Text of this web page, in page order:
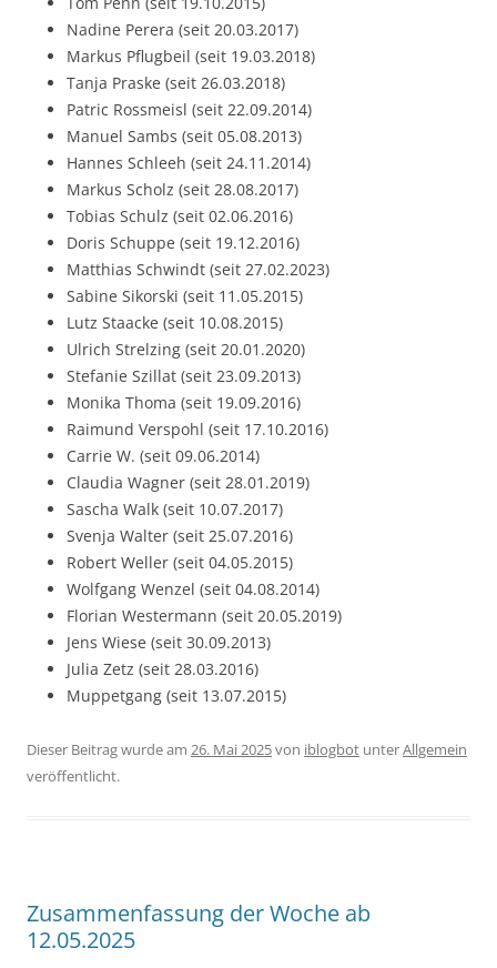
Nadine Perera (seit 20.03.2017)
Markus Pflugbeil (seit 19.03.2018)
Tanja Praske (seit 26.03.2018)
Patric Rossmeisl (seit 22.09.2014)
Manuel Sambs (seit 05.08.2013)
Hannes Schleeh (seit 24.11.2014)
Markus Scholz (seit 28.08.2017)
Tobias Schulz (seit 02.06.2016)
Doris Schuppe (seit 19.12.2016)
Matthias Schwindt (seit 27.02.2023)
Sabine Sikorski (seit 11.05.2015)
Lutz Staacke (seit 10.08.2015)
Ulrich Strelzing (seit 20.01.2020)
Stefanie Szillat (seit 23.09.2013)
Monika Thoma (seit 19.09.2016)
Raimund Verspohl (seit 17.10.2016)
Carrie W. (seit 09.06.2014)
Claudia Wagner (seit 28.01.2019)
Sascha Walk (seit 10.07.2017)
Svenja Walter (seit 25.07.2016)
Robert Weller (seit 04.05.2015)
Wolfgang Wenzel (seit 04.08.2014)
Florian Westermann (seit 20.05.2019)
Jens Wiese (seit 30.09.2013)
Julia Zetz (seit 28.03.2016)
Muppetgang (seit 13.07.2015)
Dieser Beitrag wurde am 26. Mai 2025von iblogbot unterAllgemein
veröffentlicht.
Zusammenfassung der Woche ab
12.05.2025